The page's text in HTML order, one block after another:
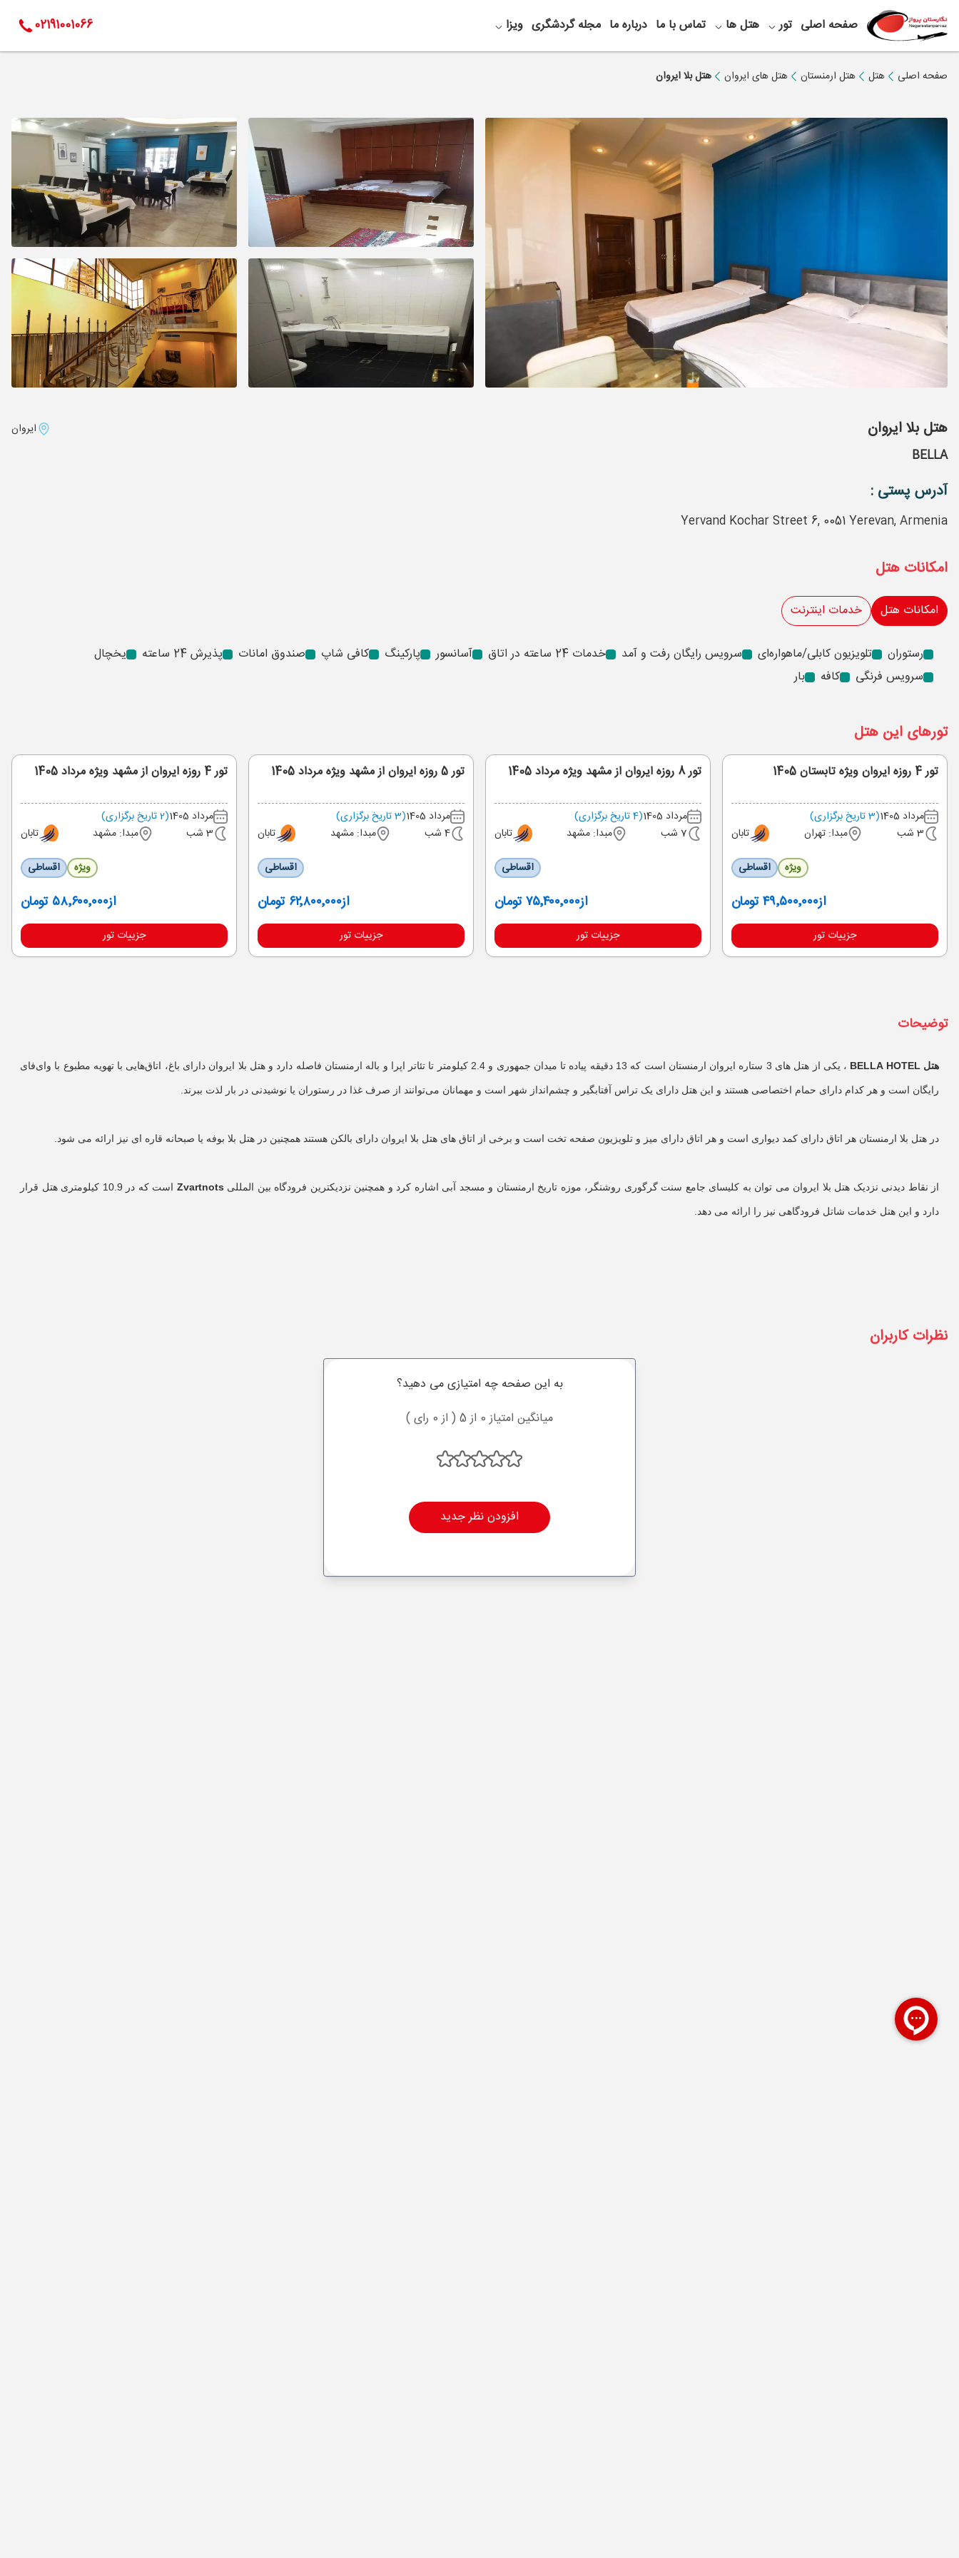
صفحه اصلی تور هتل ها تماس با ما درباره ما مجله گردشگری ویزا 02191001066
صفحه اصلی هتل هتل ارمنستان هتل های ایروان هتل بلا ایروان
هتل بلا ایروان
BELLA
ایروان
آدرس پستی :
Yervand Kochar Street 6, 0051 Yerevan, Armenia
امکانات هتل
امکانات هتل خدمات اینترنت
رستوران تلویزیون کابلی/ماهواره‌ای سرویس رایگان رفت و آمد خدمات 24 ساعته در اتاق آسانسور پارکینگ کافی شاپ صندوق امانات پذیرش 24 ساعته
یخچال
سرویس فرنگی
کافه بار
تورهای این هتل
تور 4 روزه ایروان ویژه تابستان 1405
مرداد 1405
(3 تاریخ برگزاری)
3 شب
مبدا: تهران
تابان
ویژه
اقساطی
از۴۹٬۵۰۰٬۰۰۰ تومان
جزییات تور
تور 8 روزه ایروان از مشهد ویژه مرداد 1405
مرداد 1405
(4 تاریخ برگزاری)
7 شب
مبدا: مشهد
تابان
اقساطی
از۷۵٬۴۰۰٬۰۰۰ تومان
جزییات تور
تور 5 روزه ایروان از مشهد ویژه مرداد 1405
مرداد 1405
(3 تاریخ برگزاری)
4 شب
مبدا: مشهد
تابان
اقساطی
از۶۲٬۸۰۰٬۰۰۰ تومان
جزییات تور
تور 4 روزه ایروان از مشهد ویژه مرداد 1405
مرداد 1405
(2 تاریخ برگزاری)
3 شب
مبدا: مشهد
تابان
ویژه
اقساطی
از۵۸٬۶۰۰٬۰۰۰ تومان
جزییات تور
توضیحات
هتل BELLA HOTEL ، یکی از هتل های 3 ستاره ایروان ارمنستان است که 13 دقیقه پیاده تا میدان جمهوری و 2.4 کیلومتر تا تئاتر اپرا و باله ارمنستان فاصله دارد و هتل بلا ایروان دارای باغ، اتاق‌هایی با تهویه مطبوع با وای‌فای
رایگان است و هر کدام دارای حمام اختصاصی هستند و این هتل دارای یک تراس آفتابگیر و چشم‌انداز شهر است و مهمانان می‌توانند از صرف غذا در رستوران یا نوشیدنی در بار لذت ببرند.
در هتل بلا ارمنستان هر اتاق دارای کمد دیواری است و هر اتاق دارای میز و تلویزیون صفحه تخت است و برخی از اتاق های هتل بلا ایروان دارای بالکن هستند همچنین در هتل بلا بوفه یا صبحانه قاره ای نیز ارائه می شود.
از نقاط دیدنی نزدیک هتل بلا ایروان می توان به کلیسای جامع سنت گرگوری روشنگر، موزه تاریخ ارمنستان و مسجد آبی اشاره کرد و همچنین نزدیکترین فرودگاه بین المللی است که در 10.9 کیلومتری هتل قرار
دارد و این هتل خدمات شاتل فرودگاهی نیز را ارائه می دهد.
نظرات کاربران
به این صفحه چه امتیازی می دهید؟
میانگین امتیاز 0 از 5 ( از 0 رای )
افزودن نظر جدید